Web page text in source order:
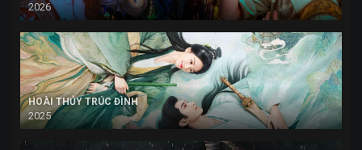
2026
HOÀI THỦY TRÚC ĐÌNH
2025